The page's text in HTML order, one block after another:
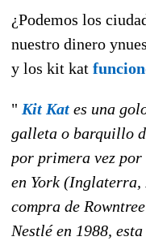
¿Podemos los
nuestro dinero
y los kit kat
" Kit Kat es una
galleta o barquillo
por primera vez
en York (Inglaterra,
compra de
Nestlé en 1988,